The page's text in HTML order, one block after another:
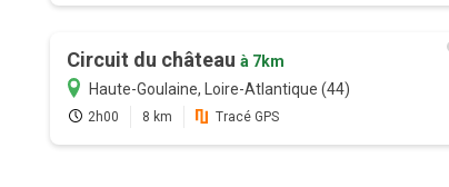
Circuit du château à 7km
Haute-Goulaine, Loire-Atlantique (44)
2h00 8 km Tracé GPS